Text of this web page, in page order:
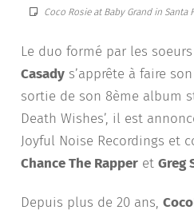
Coco Rosie at Baby Grand in Santa
Le duo formé par les soeurs
Casady s’apprête à faire
sortie de son 8ème album
Death Wishes’, il est
Joyful Noise Recordings et
Chance The Rapper et Greg
Depuis plus de 20 ans,